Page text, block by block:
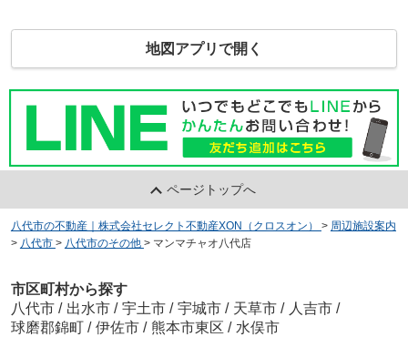
地図アプリで開く
ページトップへ
八代市の不動産｜株式会社セレクト不動産XON（クロスオン） > 周辺施設案内
> 八代市 > 八代市のその他 > マンマチャオ八代店
市区町村から探す
八代市 / 出水市 / 宇土市 / 宇城市 / 天草市 / 人吉市 /
球磨郡錦町 / 伊佐市 / 熊本市東区 / 水俣市